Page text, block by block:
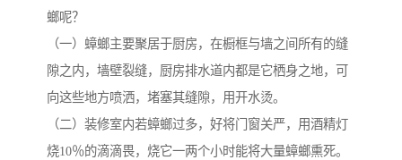
螂呢？
（一）蟑螂主要聚居于厨房，在橱框与墙之间所有的缝
隙之内，墙壁裂缝，厨房排水道内都是它栖身之地，可
向这些地方喷洒，堵塞其缝隙，用开水烫。
（二）装修室内若蟑螂过多，好将门窗关严，用酒精灯
烧10％的滴滴畏，烧它一两个小时能将大量蟑螂熏死。